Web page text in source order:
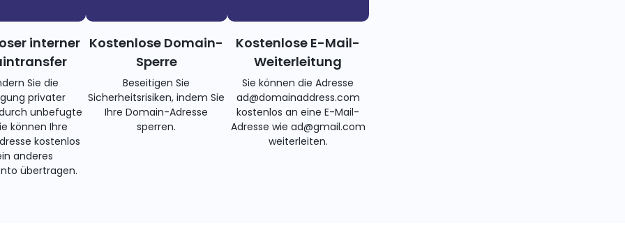
interner
Sie die
privater
unbefugte
können Ihre
kostenlos
anderes
übertragen.
Kostenlose Domain-
Sperre
Beseitigen Sie
Sicherheitsrisiken, indem Sie
Ihre Domain-Adresse
sperren.
Kostenlose E-Mail-
Weiterleitung
Sie können die Adresse
ad@domainaddress.com
kostenlos an eine E-Mail-
Adresse wie ad@gmail.com
weiterleiten.